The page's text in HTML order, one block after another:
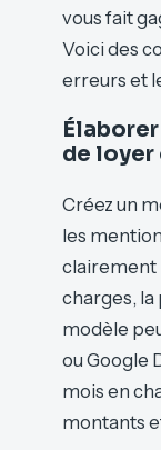
vous fait
Voici des
erreurs et
de
Créez un
les
clairement
charges, la
modèle
ou Google
mois en
montants